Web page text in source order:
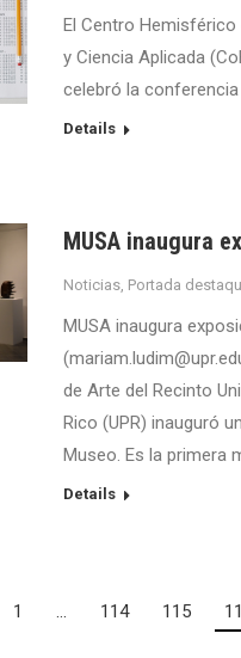
El Centro
y Ciencia Aplicada
celebró la
Details
MUSA inaugura
Noticias, Portada
MUSA inaugura
de Arte del Recinto
Rico (UPR) inauguró
Museo. Es la primera
Details
1 … 114 115